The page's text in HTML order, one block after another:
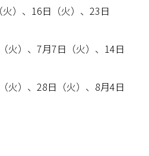
）、16日（火）、23日
火）、7月7日（火）、14日
火）、28日（火）、8月4日